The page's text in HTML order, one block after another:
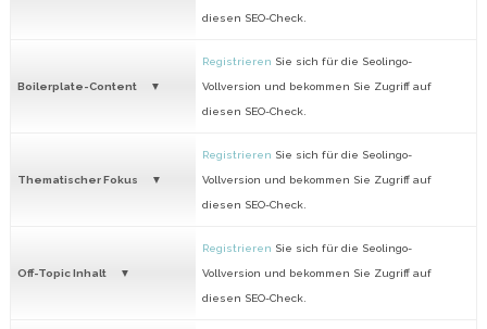
diesen SEO-Check.
Boilerplate-Content
Registrieren Sie sich für die Seolingo-
Vollversion und bekommen Sie Zugriff auf
diesen SEO-Check.
Thematischer Fokus
Registrieren Sie sich für die Seolingo-
Vollversion und bekommen Sie Zugriff auf
diesen SEO-Check.
Off-Topic Inhalt
Registrieren Sie sich für die Seolingo-
Vollversion und bekommen Sie Zugriff auf
diesen SEO-Check.